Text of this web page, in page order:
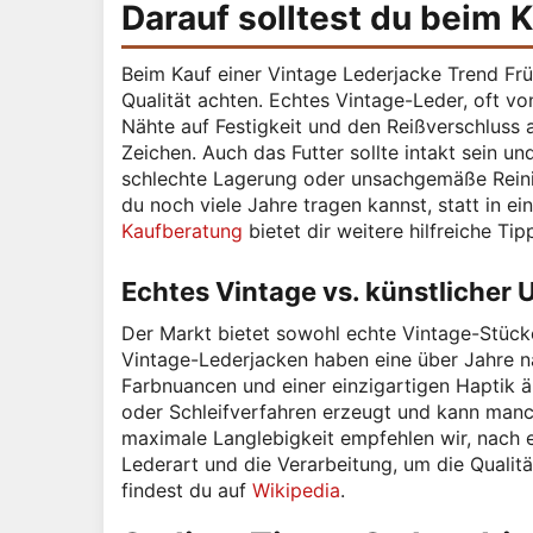
Darauf solltest du beim
Beim Kauf einer Vintage Lederjacke Trend
Qualität achten. Echtes Vintage-Leder, oft
Nähte auf Festigkeit und den
Zeichen. Auch das Futter sollte intakt sein
schlechte Lagerung oder unsachgemäße
du noch viele Jahre tragen kannst, statt in
Kaufberatung bietet dir weitere hilfreiche
Echtes Vintage vs. künstlicher
Der Markt bietet sowohl echte Vintage-
Vintage-Lederjacken haben eine über Jahre
Farbnuancen und einer einzigartigen Haptik
oder Schleifverfahren erzeugt und kann
maximale Langlebigkeit empfehlen wir,
Lederart und die Verarbeitung, um die
findest du auf Wikipedia.